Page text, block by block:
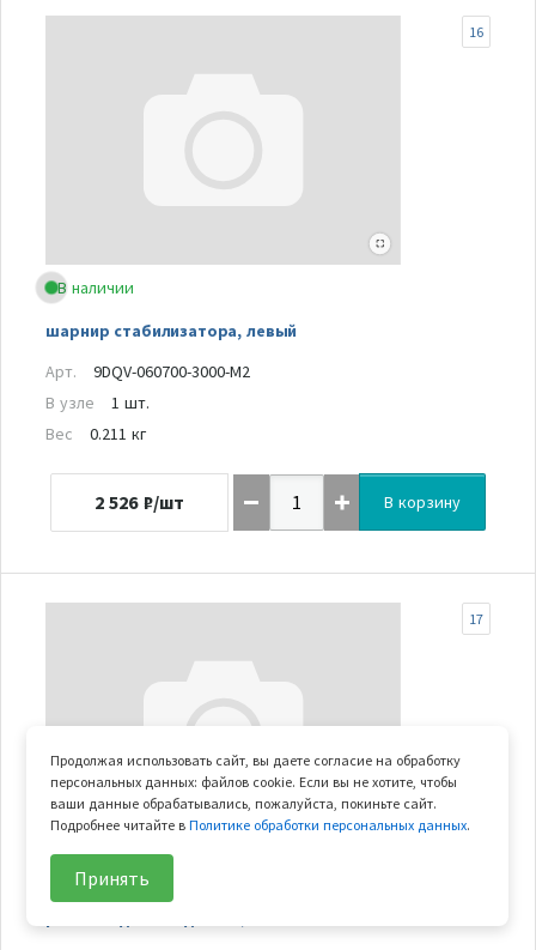
В наличии
шарнир стабилизатора, левый
16
Арт.
9DQV-060700-3000-M2
В узле
1 шт.
Вес
0.211 кг
2 526 ₽/шт В корзину
В наличии
17
Продолжая использовать сайт, вы даете согласие на обработку
персональных данных: файлов cookie. Если вы не хотите, чтобы
ваши данные обрабатывались, пожалуйста, покиньте сайт.
Подробнее читайте вПолитике обработки персональных данных.
Принять